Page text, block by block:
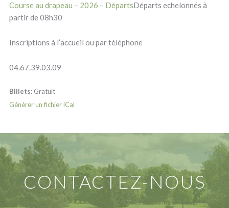
Course au drapeau – 2026 – DépartsDéparts echelonnés à
partir de 08h30
Inscriptions à l’accueil ou par téléphone
04.67.39.03.09
Billets: Gratuit
Générer un fichier iCal
CONTACTEZ-NOUS